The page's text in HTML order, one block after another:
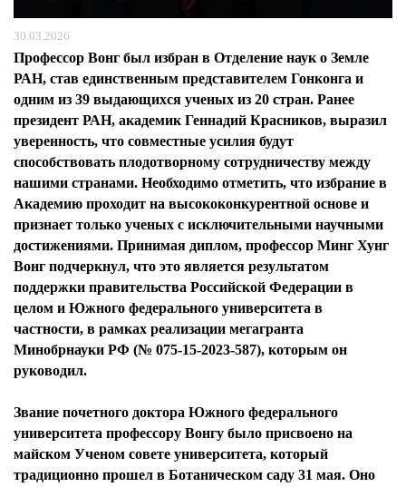
30.03.2026
Профессор Вонг был избран в Отделение наук о Земле
РАН, став единственным представителем Гонконга и
одним из 39 выдающихся ученых из 20 стран. Ранее
президент РАН, академик Геннадий Красников, выразил
уверенность, что совместные усилия будут
способствовать плодотворному сотрудничеству между
нашими странами. Необходимо отметить, что избрание в
Академию проходит на высококонкурентной основе и
признает только ученых с исключительными научными
достижениями. Принимая диплом, профессор Минг Хунг
Вонг подчеркнул, что это является результатом
поддержки правительства Российской Федерации в
целом и Южного федерального университета в
частности, в рамках реализации мегагранта
Минобрнауки РФ (№ 075-15-2023-587), которым он
руководил.
Звание почетного доктора Южного федерального
университета профессору Вонгу было присвоено на
майском Ученом совете университета, который
традиционно прошел в Ботаническом саду 31 мая. Оно